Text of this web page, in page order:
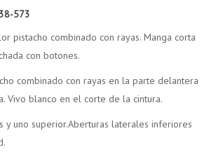
573
pistacho combinado con rayas. Manga corta
con botones.
combinado con rayas en la parte delantera
Vivo blanco en el corte de la cintura.
y uno superior.Aberturas laterales inferiores